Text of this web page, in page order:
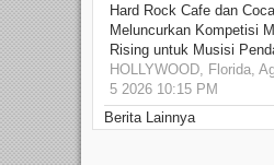
Hard Rock Cafe dan
Meluncurkan Kompetisi
Rising untuk Musisi
HOLLYWOOD, Florida,
5 2026 10:15 PM
Berita Lainnya